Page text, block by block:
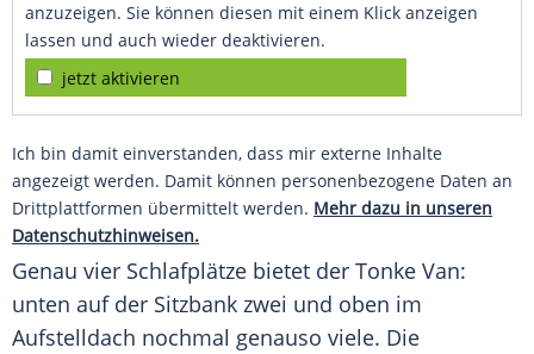
anzuzeigen. Sie können diesen mit einem Klick anzeigen
lassen und auch wieder deaktivieren.
jetzt aktivieren
Ich bin damit einverstanden, dass mir externe Inhalte
angezeigt werden. Damit können personenbezogene Daten an
Drittplattformen übermittelt werden. Mehr dazu in unseren
Datenschutzhinweisen.
Genau vier Schlafplätze bietet der Tonke Van:
unten auf der Sitzbank zwei und oben im
Aufstelldach nochmal genauso viele. Die